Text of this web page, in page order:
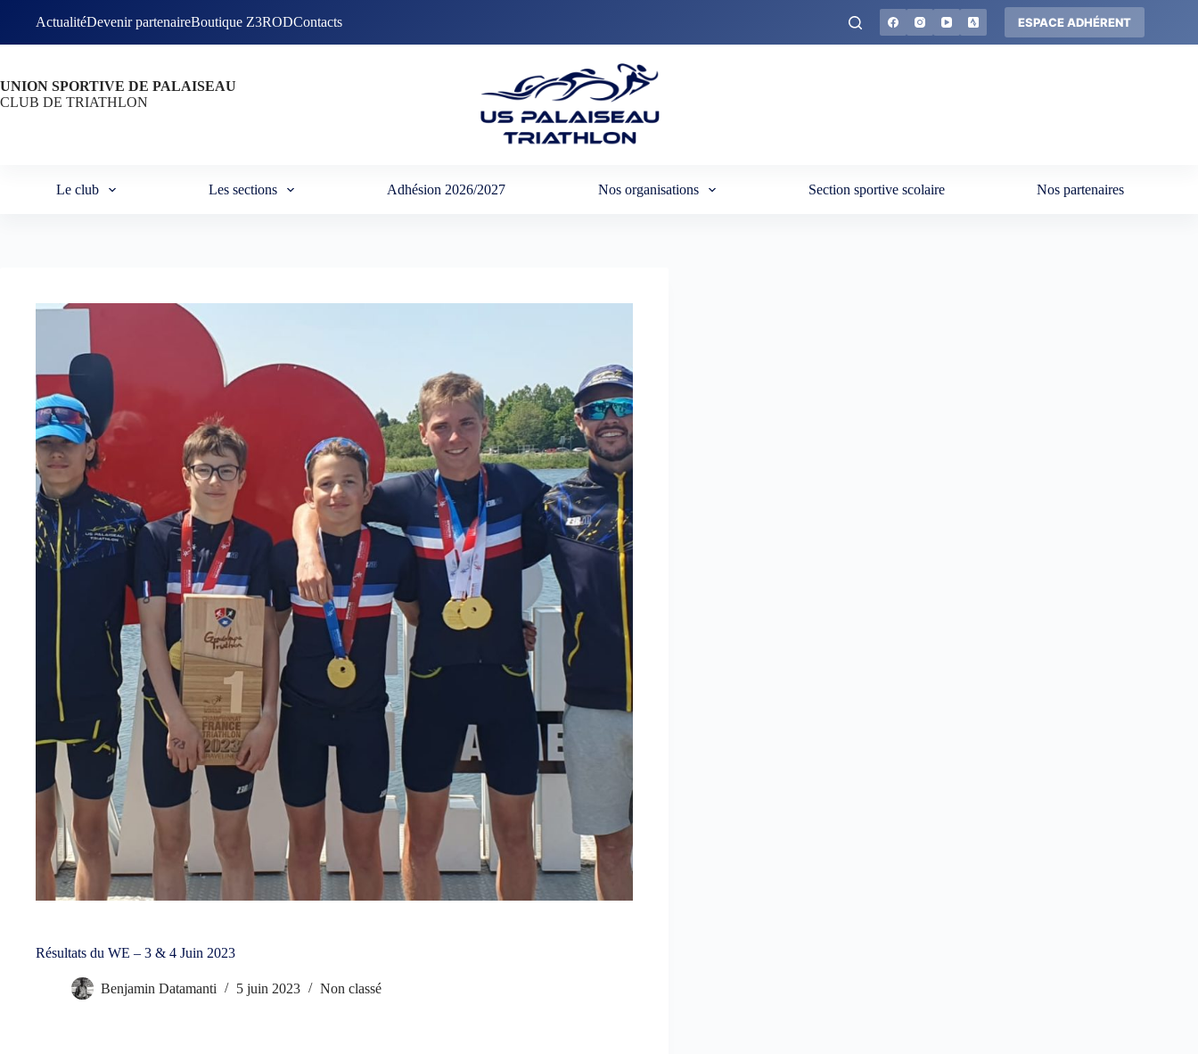
ActualitéDevenir partenaireBoutique Z3RODContacts ESPACE ADHÉRENT
UNION SPORTIVE DE PALAISEAU
CLUB DE TRIATHLON
Le club Les sections Adhésion 2026/2027 Nos organisations Section sportive scolaire Nos partenaires
Résultats du WE – 3 & 4 Juin 2023
Benjamin Datamanti 5 juin 2023 Non classé